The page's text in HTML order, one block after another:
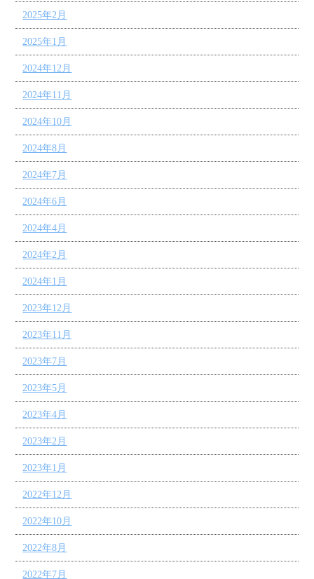
2025年2月
2025年1月
2024年12月
2024年11月
2024年10月
2024年8月
2024年7月
2024年6月
2024年4月
2024年2月
2024年1月
2023年12月
2023年11月
2023年7月
2023年5月
2023年4月
2023年2月
2023年1月
2022年12月
2022年10月
2022年8月
2022年7月